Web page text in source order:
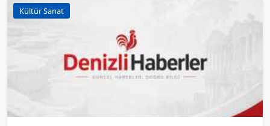
Kültür Sanat